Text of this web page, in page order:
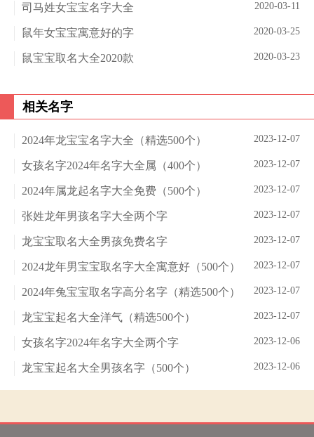
2020-03-11
司马姓女宝宝名字大全
2020-03-25
鼠年女宝宝寓意好的字
2020-03-23
鼠宝宝取名大全2020款
相关名字
2023-12-07
2024年龙宝宝名字大全（精选500个）
2023-12-07
女孩名字2024年名字大全属（400个）
2023-12-07
2024年属龙起名字大全免费（500个）
2023-12-07
张姓龙年男孩名字大全两个字
2023-12-07
龙宝宝取名大全男孩免费名字
2023-12-07
2024龙年男宝宝取名字大全寓意好（500个）
2023-12-07
2024年兔宝宝取名字高分名字（精选500个）
2023-12-07
龙宝宝起名大全洋气（精选500个）
2023-12-06
女孩名字2024年名字大全两个字
2023-12-06
龙宝宝起名大全男孩名字（500个）